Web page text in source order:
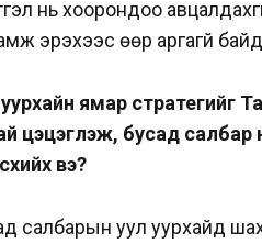
нь хоорондоо
эрэхээс өөр аргагүй
ямар стратегийг
цэцэглэж, бусад салбар
вэ?
салбарын уул уурхайд